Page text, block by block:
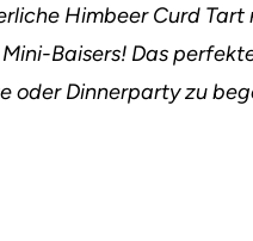
Himbeer Curd
Baisers! Das
oder Dinnerparty zu